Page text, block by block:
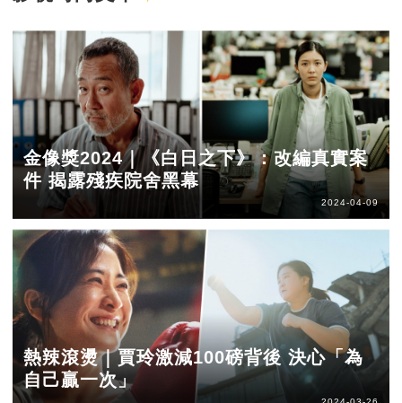
金像獎2024｜《白日之下》：改編真實案
件 揭露殘疾院舍黑幕
2024-04-09
熱辣滾燙｜賈玲激減100磅背後 決心「為
自己贏一次」